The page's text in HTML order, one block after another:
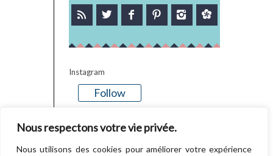
Nous respectons votre vie privée.
Nous utilisons des cookies pour améliorer votre expérience
Instagram
Follow